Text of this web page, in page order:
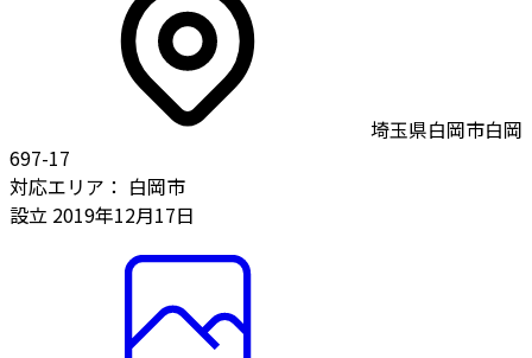
埼玉県白岡市白岡
697-17
対応エリア： 白岡市
設立 2019年12月17日